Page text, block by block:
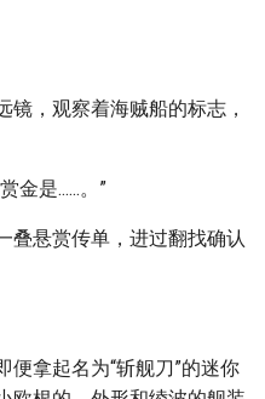
，观察着海贼船的标志，
金是......。”
叠悬赏传单，进过翻找确认
拿起名为“斩舰刀”的迷你